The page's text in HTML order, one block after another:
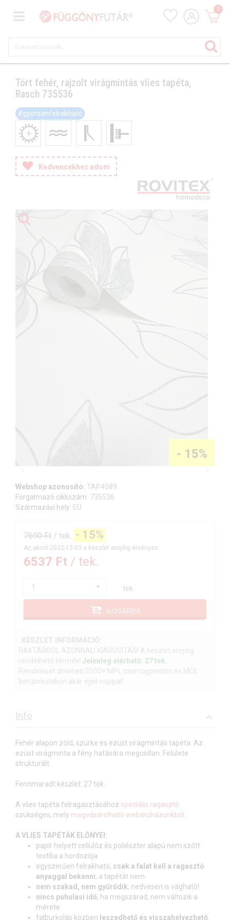
0
Tört fehér, rajzolt virágmintás vlies tapéta,
Rasch 735536
#gyorsanfelrakható
Kedvencekhez adom
- 15%
Webshop azonosító: TAP4089
Forgalmazó cikkszám: 735536
Származási hely: EU
7690 Ft / tek. - 15%
Az akció 2022-12-03 a készlet erejéig érvényes.
6537 Ft / tek.
1 tek.
KOSÁRBA
KÉSZLET INFORMÁCIÓ:
RAKTÁRRÓL AZONNAL! KIÁRUSÍTÁS! A készlet erejéig
rendelhető termék! Jelenleg elérhető: 27 tek.
Rendelését átveheti 2500+ MPL csomagponton és MOL
benzinkutakon akár éjjel-nappal!
Info
Fehér alapon zöld, szürke és ezüst virágmintás tapéta. Az
ezüst virágminta a fény hatására megcsillan. Felülete
strukturált.
Fennmaradt készlet: 27 tek.
A vlies tapéta felragasztásához speciális ragasztó
szükséges, mely megvásárolható webáruházunkból
A VLIES TAPÉTÁK ELŐNYEI:
papír helyett cellulóz és poliészter alapú nem szőtt
textília a hordozója
egyszerűen felrakható, csak a falat kell a ragasztó
anyaggal bekenni, a tapétát nem
nem szakad, nem gyűrődik, nedvesen is vágható!
nincs puhulási idő, ha megszárad, nem változik a
mérete
falburkolás közben leszedhető és visszahelyezhető